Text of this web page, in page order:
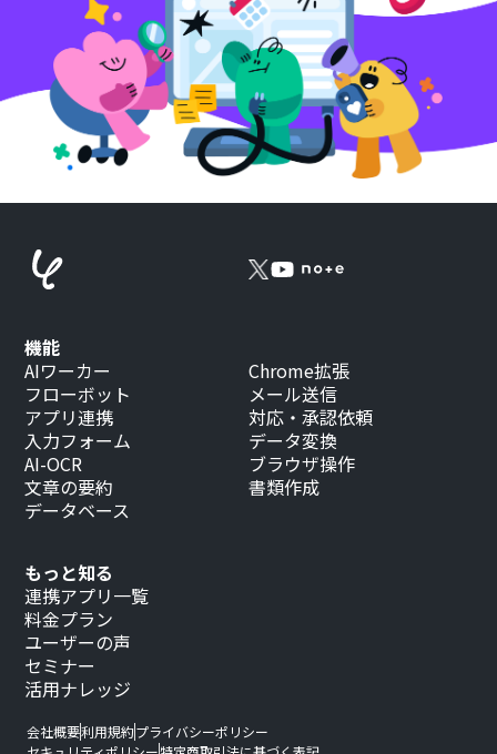
もっと知る
連携アプリ一覧
料金プラン
ユーザーの声
セミナー
活用ナレッジ
機能
AIワーカー
フローボット
アプリ連携
入力フォーム
AI-OCR
文章の要約
データベース
Chrome拡張
メール送信
対応・承認依頼
データ変換
ブラウザ操作
書類作成
会社概要利用規約プライバシーポリシー